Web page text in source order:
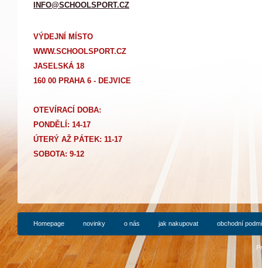
INFO@SCHOOLSPORT.CZ
VÝDEJNÍ MÍSTO
WWW.SCHOOLSPORT.CZ
JASELSKÁ 18
160 00 PRAHA 6 - DEJVICE
OTEVÍRACÍ DOBA:
PONDĚLÍ: 14-17
ÚTERÝ AŽ PÁTEK: 11-17
SOBOTA: 9-12
Homepage novinky o nás jak nakupovat obchodní